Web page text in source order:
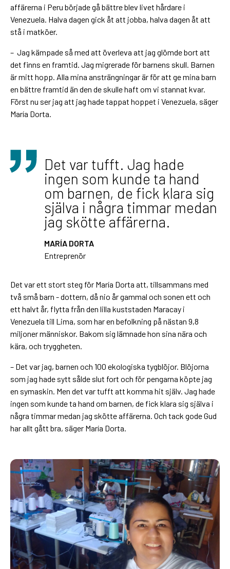
affärerna i Peru började gå bättre blev livet hårdare i
Venezuela. Halva dagen gick åt att jobba, halva dagen åt att
stå i matköer.
– Jag kämpade så med att överleva att jag glömde bort att
det finns en framtid. Jag migrerade för barnens skull. Barnen
är mitt hopp. Alla mina ansträngningar är för att ge mina barn
en bättre framtid än den de skulle haft om vi stannat kvar.
Först nu ser jag att jag hade tappat hoppet i Venezuela, säger
María Dorta.
Det var tufft. Jag hade
ingen som kunde ta hand
om barnen, de fick klara sig
själva i några timmar medan
jag skötte affärerna.
MARÍA DORTA
Entreprenör
Det var ett stort steg för María Dorta att, tillsammans med
två små barn - dottern, då nio år gammal och sonen ett och
ett halvt år, flytta från den lilla kuststaden Maracay i
Venezuela till Lima, som har en befolkning på nästan 9,8
miljoner människor. Bakom sig lämnade hon sina nära och
kära, och tryggheten.
– Det var jag, barnen och 100 ekologiska tygblöjor. Blöjorna
som jag hade sytt sålde slut fort och för pengarna köpte jag
en symaskin. Men det var tufft att komma hit själv. Jag hade
ingen som kunde ta hand om barnen, de fick klara sig själva i
några timmar medan jag skötte affärerna. Och tack gode Gud
har allt gått bra, säger María Dorta.